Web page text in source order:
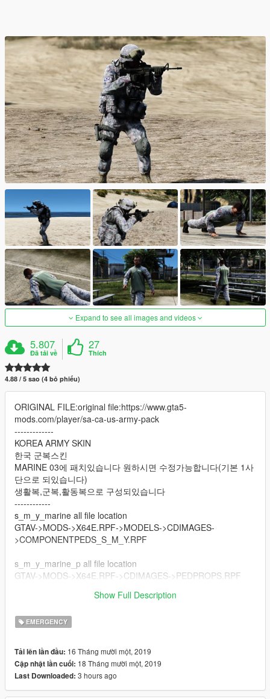
Expand to see all images and videos
5.807
Đã tải về
27
Thích
4.88 / 5 sao (4 bỏ phiếu)
ORIGINAL FILE:original file:https://www.gta5-
mods.com/player/sa-ca-us-army-pack
-------------
KOREA ARMY SKIN
한국 군복스킨
MARINE 03에 패치있습니다 원하시면 수정가능합니다(기본 1사
단으로 되있습니다)
생활복,군복,활동복으로 구성되있습니다
------------
s_m_y_marine all file location
GTAV->MODS->X64E.RPF->MODELS->CDIMAGES-
>COMPONENTPEDS_S_M_Y.RPF
s_m_y_marine_p all file location
GTAV->MODS->X64E.RPF->CDIMAGES->PEDPROPS.RPF
1.1 VER-FIX TEXTURE ERRORShow Full Description
EMERGENCY
Tải lên lần đầu: 16 Tháng mười một, 2019
Cập nhật lần cuối: 18 Tháng mười một, 2019
Last Downloaded: 3 hours ago